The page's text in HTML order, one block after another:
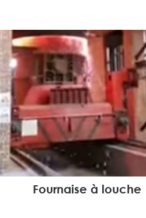
Fournaise à louche